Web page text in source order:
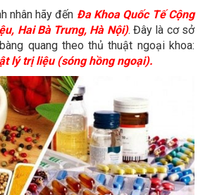
nhân hãy đến Đa Khoa Quốc Tế Cộng
Hai Bà Trưng, Hà Nội). Đây là cơ sở
quang theo thủ thuật ngoại khoa:
lý trị liệu (sóng hồng ngoại).